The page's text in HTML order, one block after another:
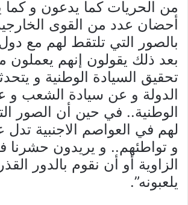
من الحريات كما يدعون و
أحضان عدد من القوى
بالصور التي تلتقط لهم مع
بعد ذلك يقولون إنهم
تحقيق السيادة الوطنية و
الدولة و عن سيادة الشعب و
الوطنية.. في حين أن الصور
لهم في العواصم الاجنبية تدل
و تواطئهم.. و يريدون حشرنا
الزاوية أو أن نقوم بالدور
يلعبونه”.